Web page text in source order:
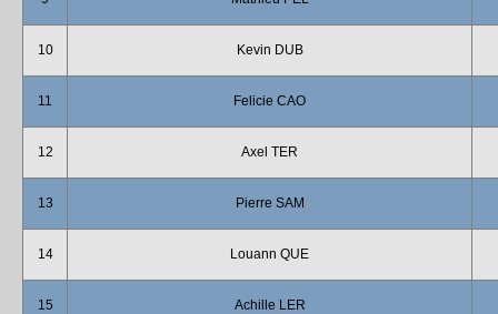
10 Kevin DUB
11 Felicie CAO
12 Axel TER
13 Pierre SAM
14 Louann QUE
15 Achille LER